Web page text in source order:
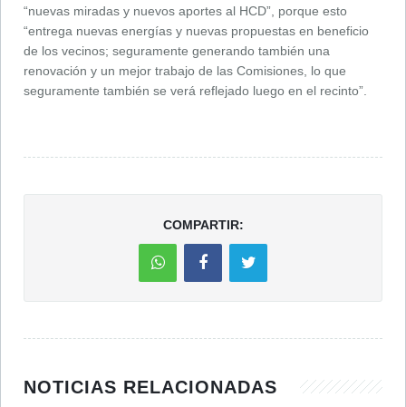
“nuevas miradas y nuevos aportes al HCD”, porque esto
“entrega nuevas energías y nuevas propuestas en beneficio
de los vecinos; seguramente generando también una
renovación y un mejor trabajo de las Comisiones, lo que
seguramente también se verá reflejado luego en el recinto”.
COMPARTIR:
NOTICIAS RELACIONADAS